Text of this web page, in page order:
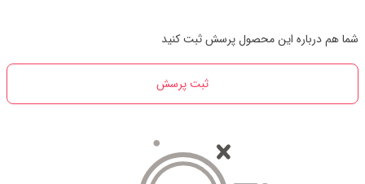
شما هم درباره این محصول پرسش ثبت کنید
ثبت پرسش